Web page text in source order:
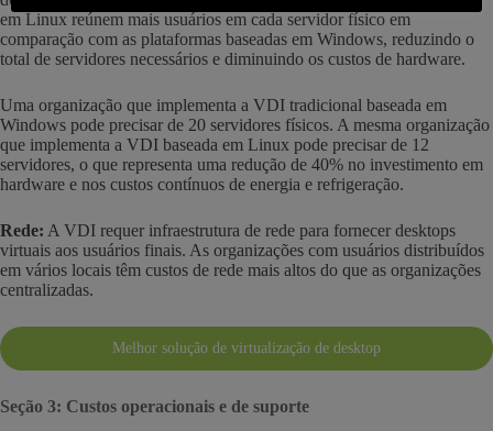
em Linux reúnem mais usuários em cada servidor físico em
comparação com as plataformas baseadas em Windows, reduzindo o
total de servidores necessários e diminuindo os custos de hardware.
Uma organização que implementa a VDI tradicional baseada em
Windows pode precisar de 20 servidores físicos. A mesma organização
que implementa a VDI baseada em Linux pode precisar de 12
servidores, o que representa uma redução de 40% no investimento em
hardware e nos custos contínuos de energia e refrigeração.
Rede: A VDI requer infraestrutura de rede para fornecer desktops
virtuais aos usuários finais. As organizações com usuários distribuídos
em vários locais têm custos de rede mais altos do que as organizações
centralizadas.
Melhor solução de virtualização de desktop
Seção 3: Custos operacionais e de suporte